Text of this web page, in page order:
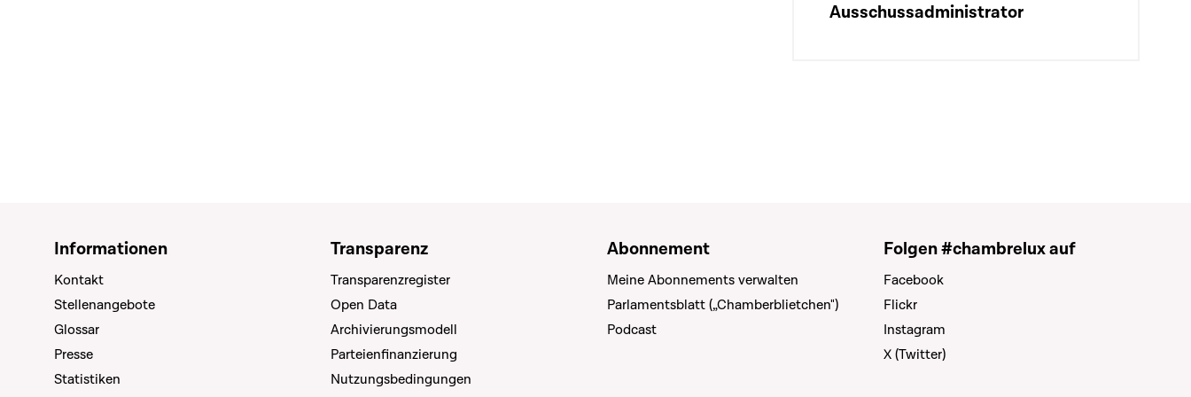
Ausschussadministrator
Informationen
Kontakt
Stellenangebote
Glossar
Presse
Statistiken
Transparenz
Transparenzregister
Open Data
Archivierungsmodell
Parteienfinanzierung
Nutzungsbedingungen
Abonnement
Meine Abonnements verwalten
Parlamentsblatt („Chamberblietchen")
Podcast
Folgen #chambrelux auf
Facebook
Flickr
Instagram
X (Twitter)